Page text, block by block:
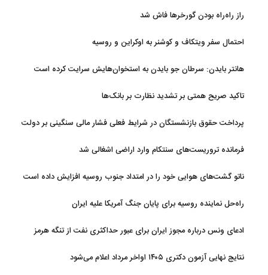
سوخت‌رسانی به فرسوده‌ها
راز راه‌راه بودن گورخرها فاش شد
احتمال سفر ویتکاف و کوشنر به اوکراین و روسیه
هانتر بایدن: سرطان جو بایدن به استخوان‌هایش سرایت کرده است
تاکید صریح همتی بر تشدید نظارت بر بانک‌ها
پرداخت حقوق بازنشستگان در شرایط فعلی فشار مالی سنگینی بر دولت
فرمانده تروریست‌های سنتکام وارد اراضی اشغالی شد
ناتو گشت‌های هوایی خود را در امتداد جنوب روسیه افزایش داده است
راه‌حل نماینده روسیه برای پایان جنگ آمریکا علیه ایران
ادعای ونس درباره مجوز ایران برای عبور حداکثری نفت از تنگه هرمز
نتایج نهایی آزمون دکتری ۱۴۰۵ اواخر مرداد اعلام می‌شود